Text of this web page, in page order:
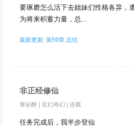
要琢磨怎么活下去姐妹们性格各异，
为将来积蓄力量，总...
最新更新: 第59章 总结
非正经修仙
青衫醉 | 玄幻奇幻 | 连载
任务完成后，我半步登仙